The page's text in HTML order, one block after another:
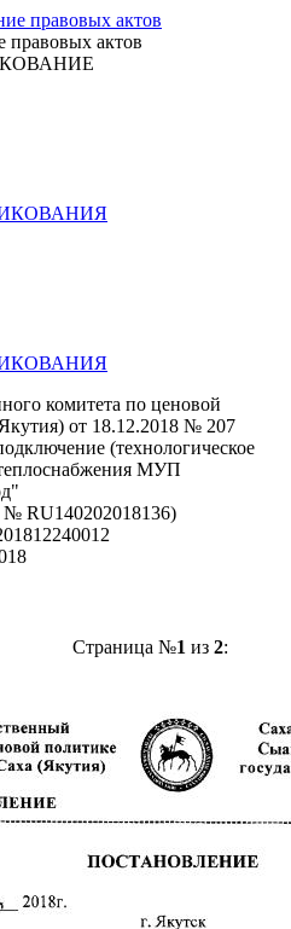
правовых актов
комитета по ценовой
от 18.12.2018 № 207
(технологическое
МУП
№ RU140202018136)
Страница №1 из 2: